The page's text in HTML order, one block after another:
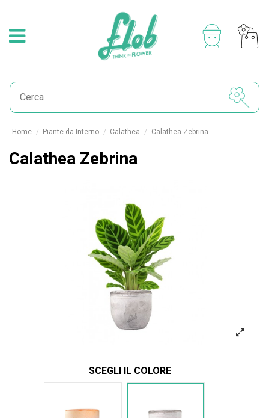
Home Piante da Interno Calathea Calathea Zebrina
Calathea Zebrina
SCEGLI IL COLORE